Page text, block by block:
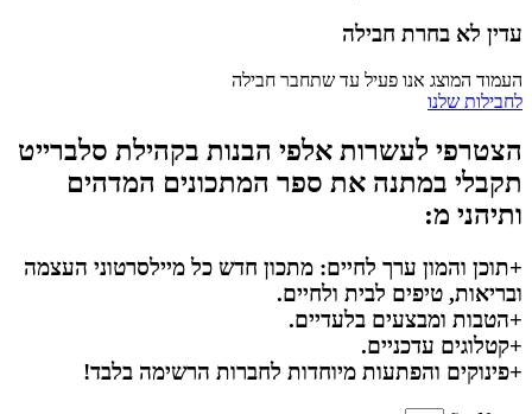
עדין לא בחרת חבילה
העמוד המוצג אנו פעיל עד שתחבר חבילה
לחבילות שלנו
הצטרפי לעשרות אלפי הבנות בקהילת סלברייט
תקבלי במתנה את ספר המתכונים המדהים
ותיהני מ:
+תוכן והמון ערך לחיים: מתכון חדש כל מיילסרטוני העצמה
ובריאות, טיפים לבית ולחיים.
+הטבות ומבצעים בלעדיים.
+קטלוגים עדכניים.
+פינוקים והפתעות מיוחדות לחברות הרשימה בלבד!